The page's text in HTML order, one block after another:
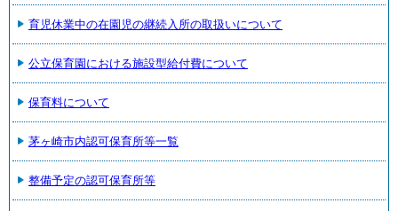
育児休業中の在園児の継続入所の取扱いについて
公立保育園における施設型給付費について
保育料について
茅ヶ崎市内認可保育所等一覧
整備予定の認可保育所等